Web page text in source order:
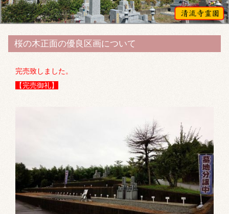
桜の木正面の優良区画について
完売致しました。
【完売御礼】